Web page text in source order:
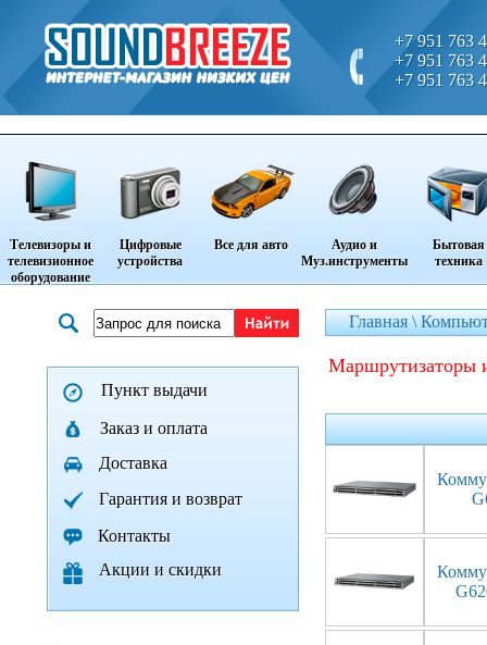
+7 951 763
+7 951 763
+7 951 763
Телевизоры и
телевизионное
оборудование
Цифровые
устройства
Все для авто
Аудио и
Муз.инструменты
Бытовая
техника
Пункт выдачи
Заказ и оплата
Доставка
Гарантия и возврат
Контакты
Акции и скидки
Главная \